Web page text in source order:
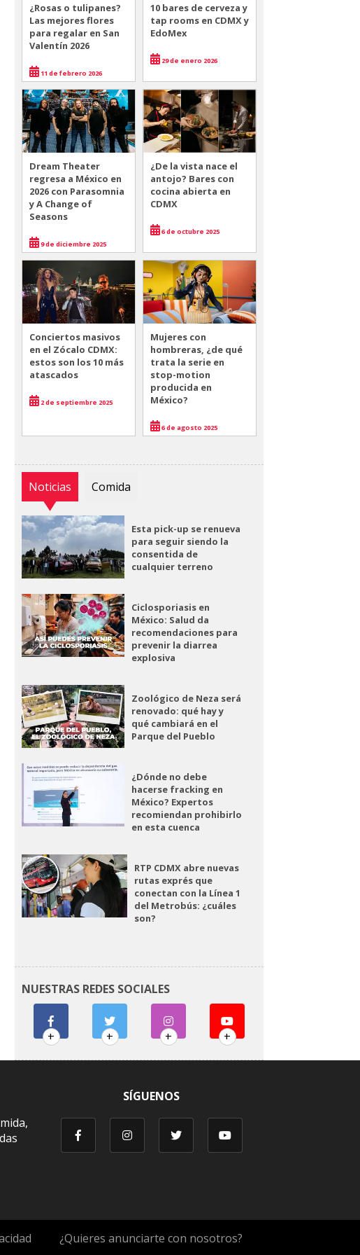
¿Rosas o tulipanes?
Las mejores flores
para regalar en San
Valentín 2026
11 de febrero 2026
10 bares de cerveza y
tap rooms en CDMX y
EdoMex
29 de enero 2026
Dream Theater
regresa a México en
2026 con Parasomnia
y A Change of
Seasons
9 de diciembre 2025
¿De la vista nace el
antojo? Bares con
cocina abierta en
CDMX
6 de octubre 2025
Conciertos masivos
en el Zócalo CDMX:
estos son los 10 más
atascados
2 de septiembre 2025
Mujeres con
hombreras, ¿de qué
trata la serie en
stop-motion
producida en
México?
6 de agosto 2025
Noticias Comida
Esta pick-up se renueva
para seguir siendo la
consentida de
cualquier terreno
Ciclosporiasis en
México: Salud da
recomendaciones para
prevenir la diarrea
explosiva
Zoológico de Neza será
renovado: qué hay y
qué cambiará en el
Parque del Pueblo
¿Dónde no debe
hacerse fracking en
México? Expertos
recomiendan prohibirlo
en esta cuenca
RTP CDMX abre nuevas
rutas exprés que
conectan con la Línea 1
del Metrobús: ¿cuáles
son?
NUESTRAS REDES SOCIALES
+ + + +
SÍGUENOS
¿Quieres anunciarte con nosotros?